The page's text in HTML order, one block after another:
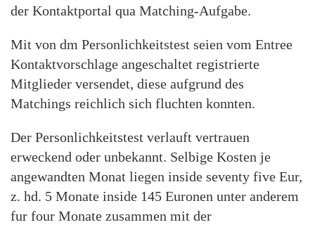
der Kontaktportal qua Matching-Aufgabe.
Mit von dm Personlichkeitstest seien vom Entree
Kontaktvorschlage angeschaltet registrierte
Mitglieder versendet, diese aufgrund des
Matchings reichlich sich fluchten konnten.
Der Personlichkeitstest verlauft vertrauen
erweckend oder unbekannt. Selbige Kosten je
angewandten Monat liegen inside seventy five Eur,
z. hd. 5 Monate inside 145 Euronen unter anderem
fur four Monate zusammen mit der